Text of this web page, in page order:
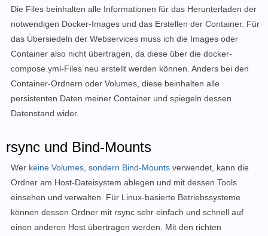
Die Files beinhalten alle Informationen für das Herunterladen der
notwendigen Docker-Images und das Erstellen der Container. Für
das Übersiedeln der Webservices muss ich die Images oder
Container also nicht übertragen, da diese über die docker-
compose.yml-Files neu erstellt werden können. Anders bei den
Container-Ordnern oder Volumes, diese beinhalten alle
persistenten Daten meiner Container und spiegeln dessen
Datenstand wider.
rsync und Bind-Mounts
Wer keine Volumes, sondern Bind-Mounts verwendet, kann die
Ordner am Host-Dateisystem ablegen und mit dessen Tools
einsehen und verwalten. Für Linux-basierte Betriebssysteme
können dessen Ordner mit rsync sehr einfach und schnell auf
einen anderen Host übertragen werden. Mit den richten